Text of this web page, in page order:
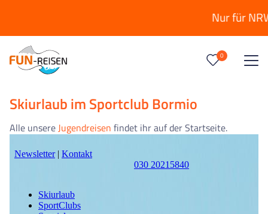
Nur für NRW:
0
0Reise/n auf deiner Merkliste
Keine Reisen auf der Merkliste
Skiurlaub im Sportclub Bormio
Alle unsereJugendreisen findet ihr auf der Startseite.